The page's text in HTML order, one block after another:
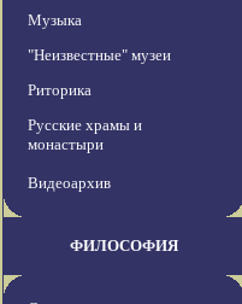
Музыка
"Неизвестные" музеи
Риторика
Русские храмы и
монастыри
Видеоархив
ФИЛОСОФИЯ